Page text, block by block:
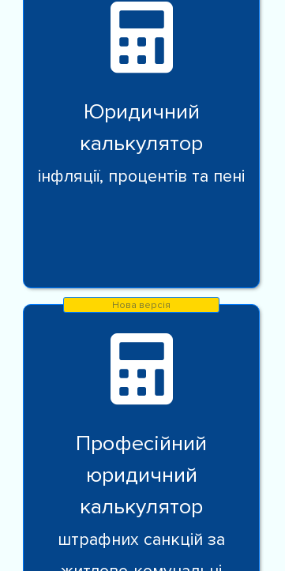
Юридичний
калькулятор
інфляції, процентів та пені
Професійний
юридичний
калькулятор
штрафних санкцій за